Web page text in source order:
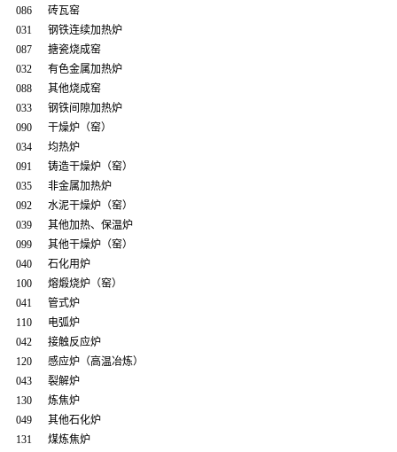
086 砖瓦窑
031 钢铁连续加热炉
087 搪瓷烧成窑
032 有色金属加热炉
088 其他烧成窑
033 钢铁间隙加热炉
090 干燥炉（窑）
034 均热炉
091 铸造干燥炉（窑）
035 非金属加热炉
092 水泥干燥炉（窑）
039 其他加热、保温炉
099 其他干燥炉（窑）
040 石化用炉
100 熔煅烧炉（窑）
041 管式炉
110 电弧炉
042 接触反应炉
120 感应炉（高温冶炼）
043 裂解炉
130 炼焦炉
049 其他石化炉
131 煤炼焦炉